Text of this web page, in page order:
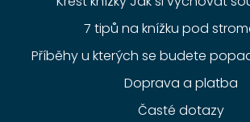
7 tipů na knížku pod
Příběhy u kterých se budete
Doprava a platba
Časté dotazy